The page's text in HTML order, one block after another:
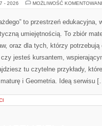
- 2026 MOŻLIWOŚĆ
to przestrzeń edukacyjna,
umiejętnością. To zbiór
oraz dla tych, którzy
jesteś kursantem,
tu czytelne przykłady,
i Geometria. Ideą serwisu